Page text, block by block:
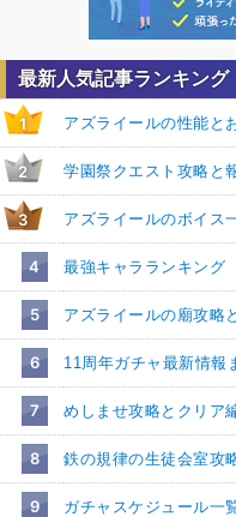
最新人気記事ランキング
1 アズライールの性能と
2 学園祭クエスト攻略と
3 アズライールのボイス
4 最強キャラランキング
5 アズライールの廟攻略
6 11周年ガチャ最新情報
7 めしませ攻略とクリア
8 鉄の規律の生徒会室攻
9 ガチャスケジュール一